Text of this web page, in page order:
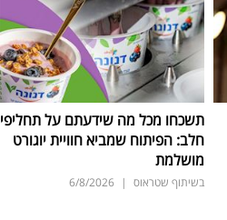
תשכחו מכל מה שידעתם על תחליפי
חלב: הפיתוח שמביא חוויית יוגורט
מושלמת
בשיתוף שטראוס |
6/8/2026